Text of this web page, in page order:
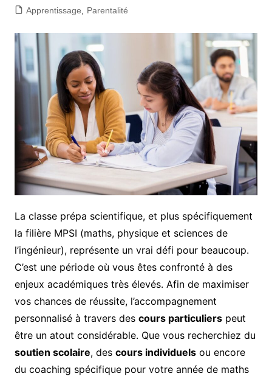
Apprentissage Parentalité
La classe prépa scientifique, et plus spécifiquement
la filière MPSI (maths, physique et sciences de
l’ingénieur), représente un vrai défi pour beaucoup.
C’est une période où vous êtes confronté à des
enjeux académiques très élevés. Afin de maximiser
vos chances de réussite, l’accompagnement
personnalisé à travers des cours particulierspeut
être un atout considérable. Que vous recherchiez du
soutien scolaire, des cours individuelsou encore
du coaching spécifique pour votre année de maths